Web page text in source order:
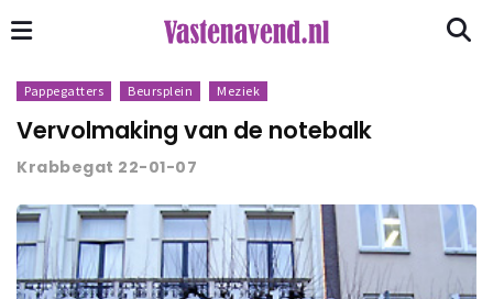
Pappegatters Beursplein Meziek
Vervolmaking van de notebalk
Krabbegat 22-01-07